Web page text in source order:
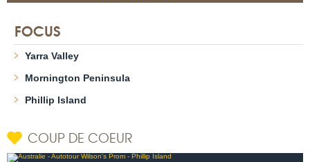
FOCUS
Yarra Valley
Mornington Peninsula
Phillip Island
COUP DE COEUR